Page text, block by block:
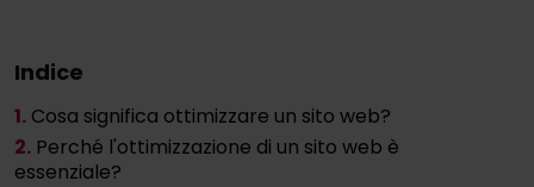
Indice
1. Cosa significa ottimizzare un sito web?
2. Perché l'ottimizzazione di un sito web è
essenziale?